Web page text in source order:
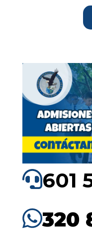
601
320